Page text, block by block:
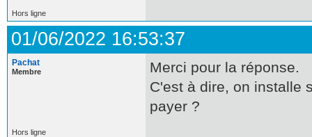
Hors ligne
01/06/2022 16:53:37
Pachat
Membre
Merci pour la réponse.
C'est à dire, on installe
payer ?
Hors ligne